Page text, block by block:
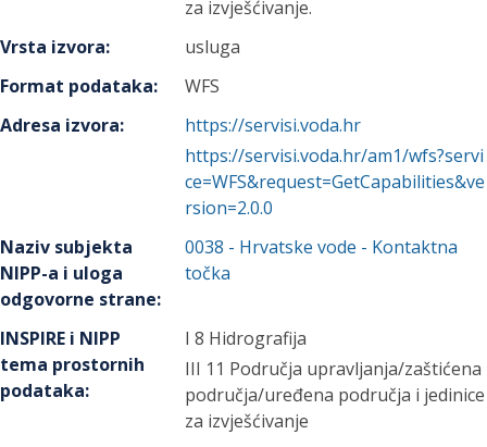
za izvješćivanje.
Vrsta izvora:
usluga
Format podataka:
WFS
Adresa izvora:
https://servisi.voda.hr
https://servisi.voda.hr/am1/wfs?servi
ce=WFS&request=GetCapabilities&ve
rsion=2.0.0
Naziv subjekta
NIPP-a i uloga
odgovorne strane:
0038 - Hrvatske vode - Kontaktna
točka
INSPIRE i NIPP
tema prostornih
podataka:
I 8 Hidrografija
III 11 Područja upravljanja/zaštićena
područja/uređena područja i jedinice
za izvješćivanje